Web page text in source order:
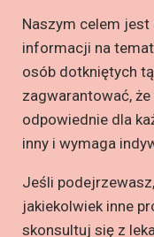
Naszym celem
informacji na
osób dotkniętych
zagwarantować,
odpowiednie dla
inny i wymaga
Jeśli
jakiekolwiek inne
skonsultuj się z